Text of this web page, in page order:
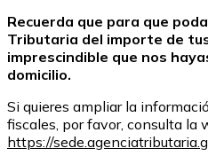
Recuerda que para que
Tributaria del importe de
imprescindible que nos
domicilio.
Si quieres ampliar la
fiscales, por favor, consulta la
https://